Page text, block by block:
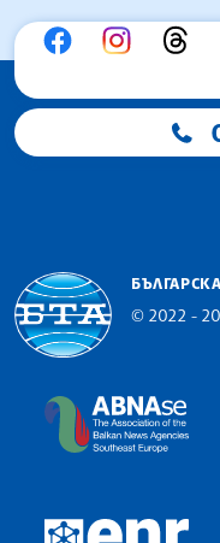
© 2022 -